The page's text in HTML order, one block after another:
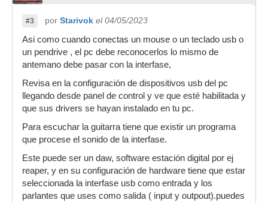
#3 por Starivok el 04/05/2023
Asi como cuando conectas un mouse o un teclado usb o
un pendrive , el pc debe reconocerlos lo mismo de
antemano debe pasar con la interfase,
Revisa en la configuración de dispositivos usb del pc
llegando desde panel de control y ve que esté habilitada y
que sus drivers se hayan instalado en tu pc.
Para escuchar la guitarra tiene que existir un programa
que procese el sonido de la interfase.
Este puede ser un daw, software estación digital por ej
reaper, y en su configuración de hardware tiene que estar
seleccionada la interfase usb como entrada y los
parlantes que uses como salida ( input y outpout).puedes